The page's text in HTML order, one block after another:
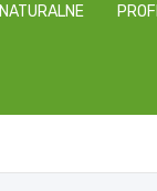
NATURALNE